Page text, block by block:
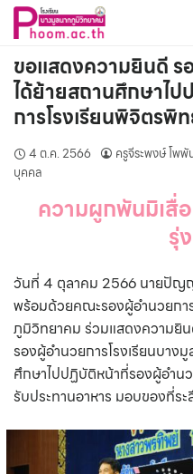
Skip
content
ขอแสดงความยินดี
ได้ย้ายสถานศึกษาไ
การโรงเรียนพิจิตรพิ
4 ต.ค. 2566 ครูจีระพงษ์ โพพั
บุคคล
ความผูกพันมิเสื่
รุ่
วันที่ 4 ตุลาคม 2566 นายปัญ
พร้อมด้วยคณะรองผู้อำนวยกา
ภูมิวิทยาคม ร่วมแสดงความยิ
รองผู้อำนวยการโรงเรียนบา
ศึกษาไปปฏิบัติหน้าที่รองผู้อำน
รับประทานอาหาร มอบของที่ร